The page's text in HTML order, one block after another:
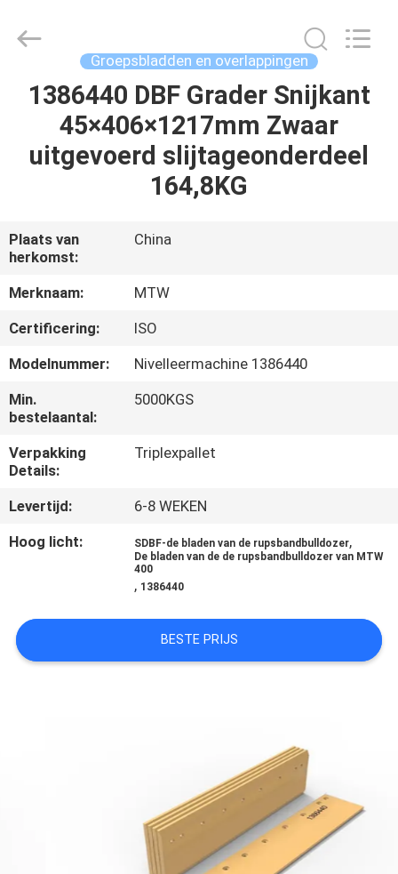
HUIS
PRODUCTEN
ONGEVEER
ONS
FABRIEKSREIS
KWALITEITSCONTROLE
CONTACTEER
ONS
NIEUWS
OM EEN
CITAAT
PARTS
(SUZHOU)
Reserved.
Groepsbladden en overlappingen
1386440 DBF Grader Snijkant
45×406×1217mm Zwaar
uitgevoerd slijtageonderdeel
164,8KG
Plaats van
herkomst:
China
Merknaam:
MTW
Certificering:
ISO
Modelnummer:
Nivelleermachine 1386440
Min.
bestelaantal:
5000KGS
Verpakking
Details:
Triplexpallet
Levertijd:
6-8 WEKEN
Hoog licht:
SDBF-de bladen van de rupsbandbulldozer,
De bladen van de de rupsbandbulldozer van MTW
400
, 1386440
BESTE PRIJS